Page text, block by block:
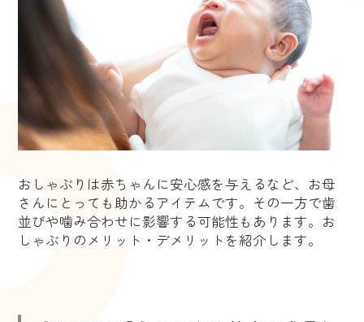
おしゃぶりは赤ちゃんに安心感を与えるなど、お母
さんにとっても助かるアイテムです。その一方で歯
並びや噛み合わせに影響する可能性もあります。お
しゃぶりのメリット・デメリットを紹介します。